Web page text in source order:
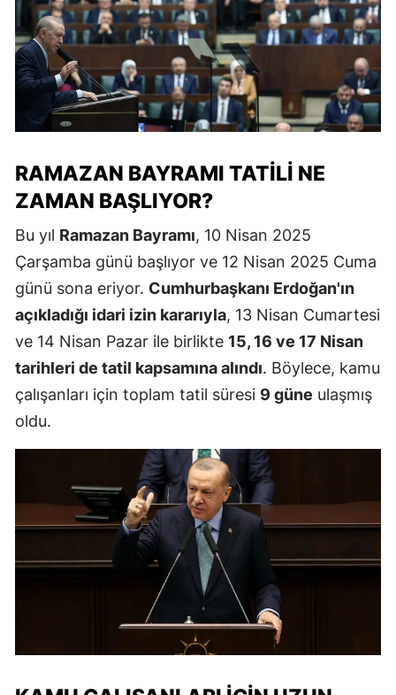
RAMAZAN BAYRAMI TATILI NE
ZAMAN BAŞLIYOR?
Bu yıl Ramazan Bayramı, 10 Nisan 2025
Çarşamba günü başlıyor ve 12 Nisan 2025 Cuma
günü sona eriyor. Cumhurbaşkanı Erdoğan'ın
açıkladığı idari izin kararıyla, 13 Nisan Cumartesi
ve 14 Nisan Pazar ile birlikte 15, 16 ve 17 Nisan
tarihleri de tatil kapsamına alındı. Böylece, kamu
çalışanları için toplam tatil süresi 9 güne ulaşmış
oldu.